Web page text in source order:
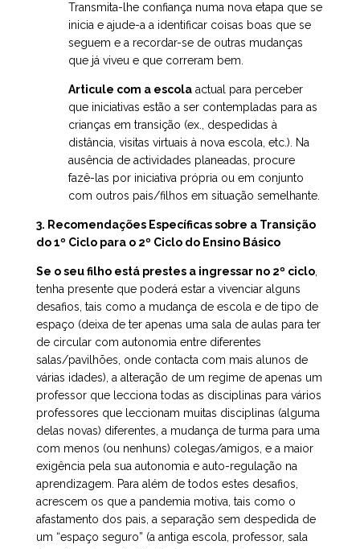
Transmita-lhe confiança numa nova etapa que se
inicia e ajude-a a identificar coisas boas que se
seguem e a recordar-se de outras mudanças
que já viveu e que correram bem.
Articule com a escola actual para perceber
que iniciativas estão a ser contempladas para as
crianças em transição (ex., despedidas à
distância, visitas virtuais à nova escola, etc.). Na
ausência de actividades planeadas, procure
fazê-las por iniciativa própria ou em conjunto
com outros pais/filhos em situação semelhante.
3. Recomendações Específicas sobre a Transição
do 1º Ciclo para o 2º Ciclo do Ensino Básico
Se o seu filho está prestes a ingressar no 2º ciclo
tenha presente que poderá estar a vivenciar alguns
desafios, tais como a mudança de escola e de tipo de
espaço (deixa de ter apenas uma sala de aulas para ter
de circular com autonomia entre diferentes
salas/pavilhões, onde contacta com mais alunos de
várias idades), a alteração de um regime de apenas um
professor que lecciona todas as disciplinas para vários
professores que leccionam muitas disciplinas (alguma
delas novas) diferentes, a mudança de turma para uma
com menos (ou nenhuns) colegas/amigos, e a maior
exigência pela sua autonomia e auto-regulação na
aprendizagem. Para além de todos estes desafios,
acrescem os que a pandemia motiva, tais como o
afastamento dos pais, a separação sem despedida de
um “espaço seguro” (a antiga escola, professor, sala